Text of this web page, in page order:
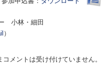
小林・細田
）
コメントは受け付けていません。